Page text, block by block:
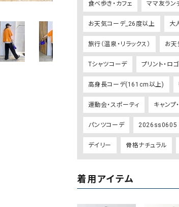
Audition（オーディション
blue willow（ブルーウィ
blue willow（ブルーウィ
CUBE SUGAR（キューブ
CONVERSE ALL STAR
ルスター）
DENIM DUNGAREE（デ
Deck（ディック）
EVOL（イーボル）
Emma Taylor（エマテイ
FLAVOR TEE（フレーバ
食べ歩き・カフェ ママ友ラン
お天気コーデ_26度以上 大
旅行（温泉・リラックス） お
Tシャツコーデ プリント・ロ
高身長コーデ(161cm以上)
運動会・スポーティ キャンプ
パンツコーデ 2026ss0605
デイリー 骨格ナチュラル
着用アイテム